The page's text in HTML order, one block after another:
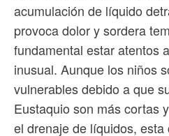
acumulación de líquido
provoca dolor y sordera
fundamental estar atentos
inusual. Aunque los niños
vulnerables debido a que
Eustaquio son más cortas
el drenaje de líquidos, esta